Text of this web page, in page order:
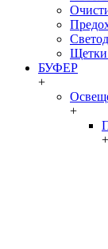
Щетки
БУФЕР
+
+
+